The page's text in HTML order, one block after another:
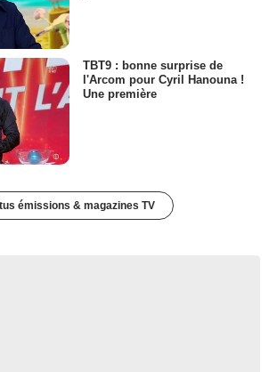
TBT9 : bonne surprise de
l'Arcom pour Cyril Hanouna !
Une première
émissions & magazines TV